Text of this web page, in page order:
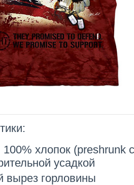
100% хлопок (preshrunk
усадкой
вырез горловины